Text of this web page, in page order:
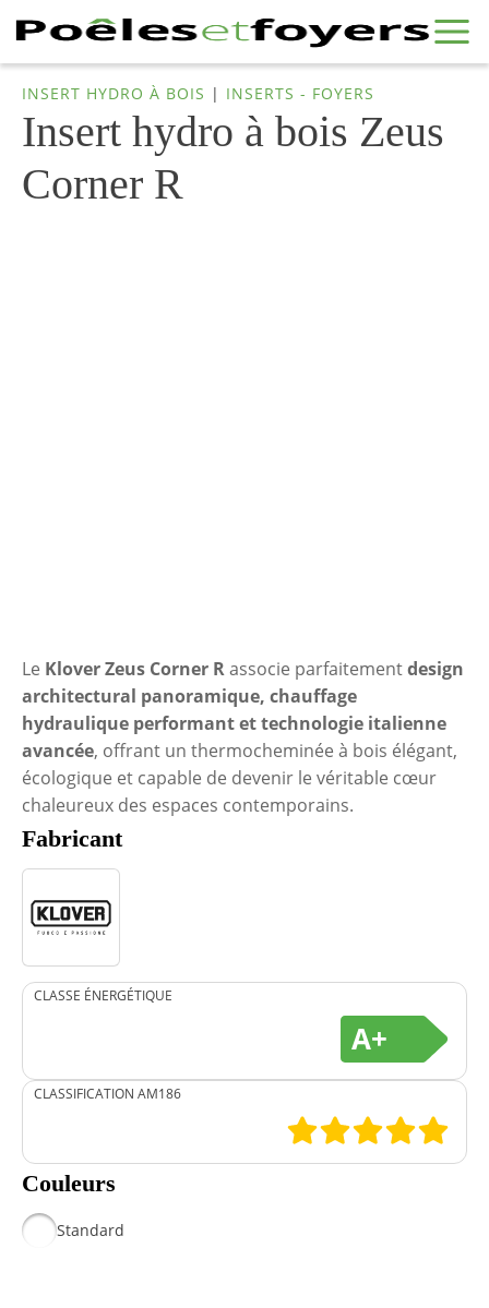
INSERT HYDRO À BOIS | INSERTS - FOYERS
Insert hydro à bois Zeus
Corner R
Le Klover Zeus Corner Rassocie parfaitementdesign
architectural panoramique, chauffage
hydraulique performant et technologie italienne
avancée, offrant un thermocheminée à bois élégant,
écologique et capable de devenir le véritable cœur
chaleureux des espaces contemporains.
Fabricant
CLASSE ÉNERGÉTIQUE
A+
CLASSIFICATION AM186
Couleurs
Standard